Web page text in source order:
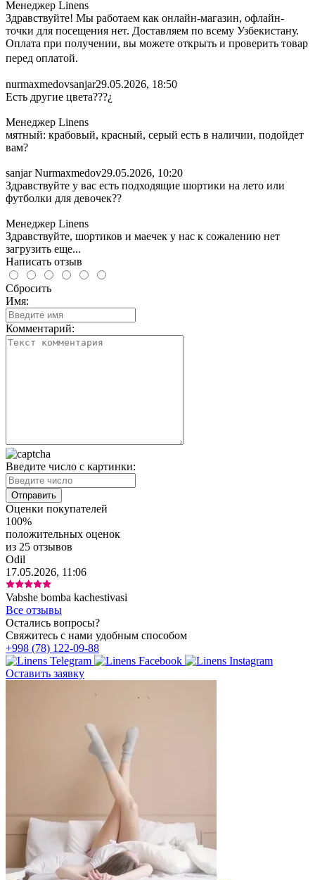
Менеджер Linens
Здравствуйте! Мы работаем как онлайн-магазин, офлайн-
точки для посещения нет. Доставляем по всему Узбекистану.
Оплата при получении, вы можете открыть и проверить товар
перед оплатой.
nurmaxmedovsanjar29.05.2026, 18:50
Есть другие цвета???¿
Менеджер Linens
мятный: крабовый, красный, серый есть в наличии, подойдет
вам?
sanjar Nurmaxmedov29.05.2026, 10:20
Здравствуйте у вас есть подходящие шортики на лето или
футболки для девочек??
Менеджер Linens
Здравствуйте, шортиков и маечек у нас к сожалению нет
загрузить еще...
Написать отзыв
Сбросить
Имя:
Комментарий:
Введите число с картинки:
Оценки покупателей
100%
положительных оценок
из 25 отзывов
Odil
17.05.2026, 11:06
Vabshe bomba kachestivasi
Все отзывы
Остались вопросы?
Свяжитесь с нами удобным способом
+998 (78) 122-09-88
Оставить заявку